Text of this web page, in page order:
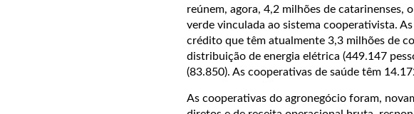
reúnem, agora, 4,2 milhões de catarinenses,
verde vinculada ao sistema cooperativista.
crédito que têm atualmente 3,3 milhões de
distribuição de energia elétrica (449.147
(83.850). As cooperativas de saúde têm
As cooperativas do agronegócio foram,